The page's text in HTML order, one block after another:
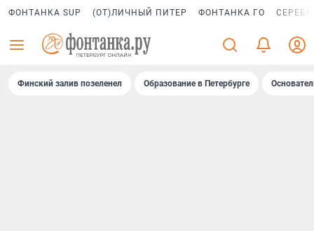
ФОНТАНКА SUP (ОТ)ЛИЧНЫЙ ПИТЕР ФОНТАНКА ГО
Финский залив позеленел Образование в Петербурге